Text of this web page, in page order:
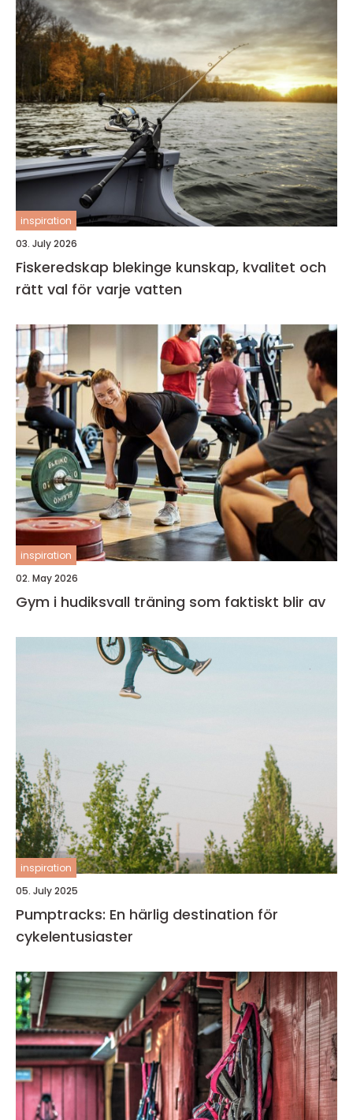
inspiration
03. July 2026
Fiskeredskap blekinge kunskap, kvalitet och
rätt val för varje vatten
inspiration
02. May 2026
Gym i hudiksvall träning som faktiskt blir av
inspiration
05. July 2025
Pumptracks: En härlig destination för
cykelentusiaster